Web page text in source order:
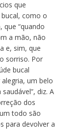
que
como o
que “quando
a mão, não
e, sim, que
sorriso. Por
bucal
um belo
diz. A
dos
todo são
para devolver a